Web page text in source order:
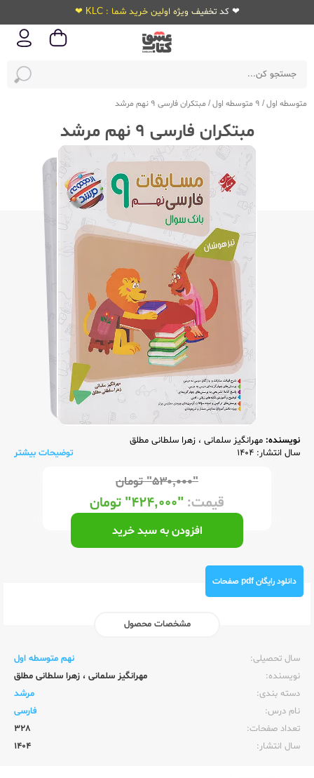
❤ کد تخفیف ویژه اولین خرید شما : KLC ❤
متوسطه اول/ 9 متوسطه اول / مبتکران فارسی 9 نهم مرشد
مبتکران فارسی 9 نهم مرشد
نویسنده: مهرانگیز سلمانی ، زهرا سلطانی مطلق
سال انتشار: 1404
توضیحات بیشتر
"۵۳۰,۰۰۰" تومان
قیمت: "۴۲۴,۰۰۰" تومان
افزودن به سبد خرید
دانلود رایگان pdf صفحات
مشخصات محصول
سال تحصیلی:‌
نهم متوسطه اول
نویسنده:‌
مهرانگیز سلمانی ، زهرا سلطانی مطلق
دسته بندی:
مرشد
نام درس:
فارسی
تعداد صفحات:‌
328
سال انتشار:‌
1404